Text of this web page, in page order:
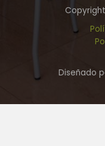
Diseñado